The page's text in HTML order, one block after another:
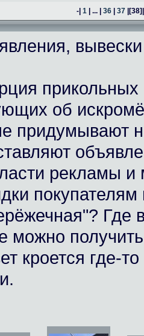
-| 1 | ... | 36 | 37 |[38]
прикольных
об
придумывают
рекламы и
Где
можно
кроется где-то